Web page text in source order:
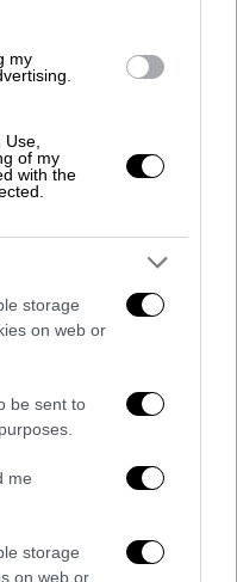
my
of my
with the
storage
on web or
be sent to
me
storage
on web or
και
οι οποίοι
με Ι.Χ.Ε.
άγνωστη συνεργό
χρημάτων από τα
των
δύο ακόμη
απάτης που
Ιανουαρίου στην
δράστες,
με διαφορετικές
δύο
συνολικά το